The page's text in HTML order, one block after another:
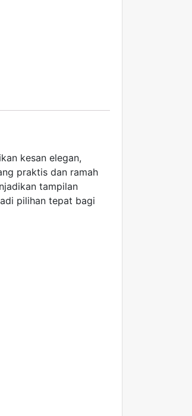
kesan elegan,
praktis dan ramah
tampilan
pilihan tepat bagi